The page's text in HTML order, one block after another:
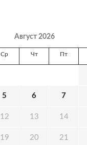
Август 2026
Ср Чт Пт
5 6 7
12 13 14
19 20 21